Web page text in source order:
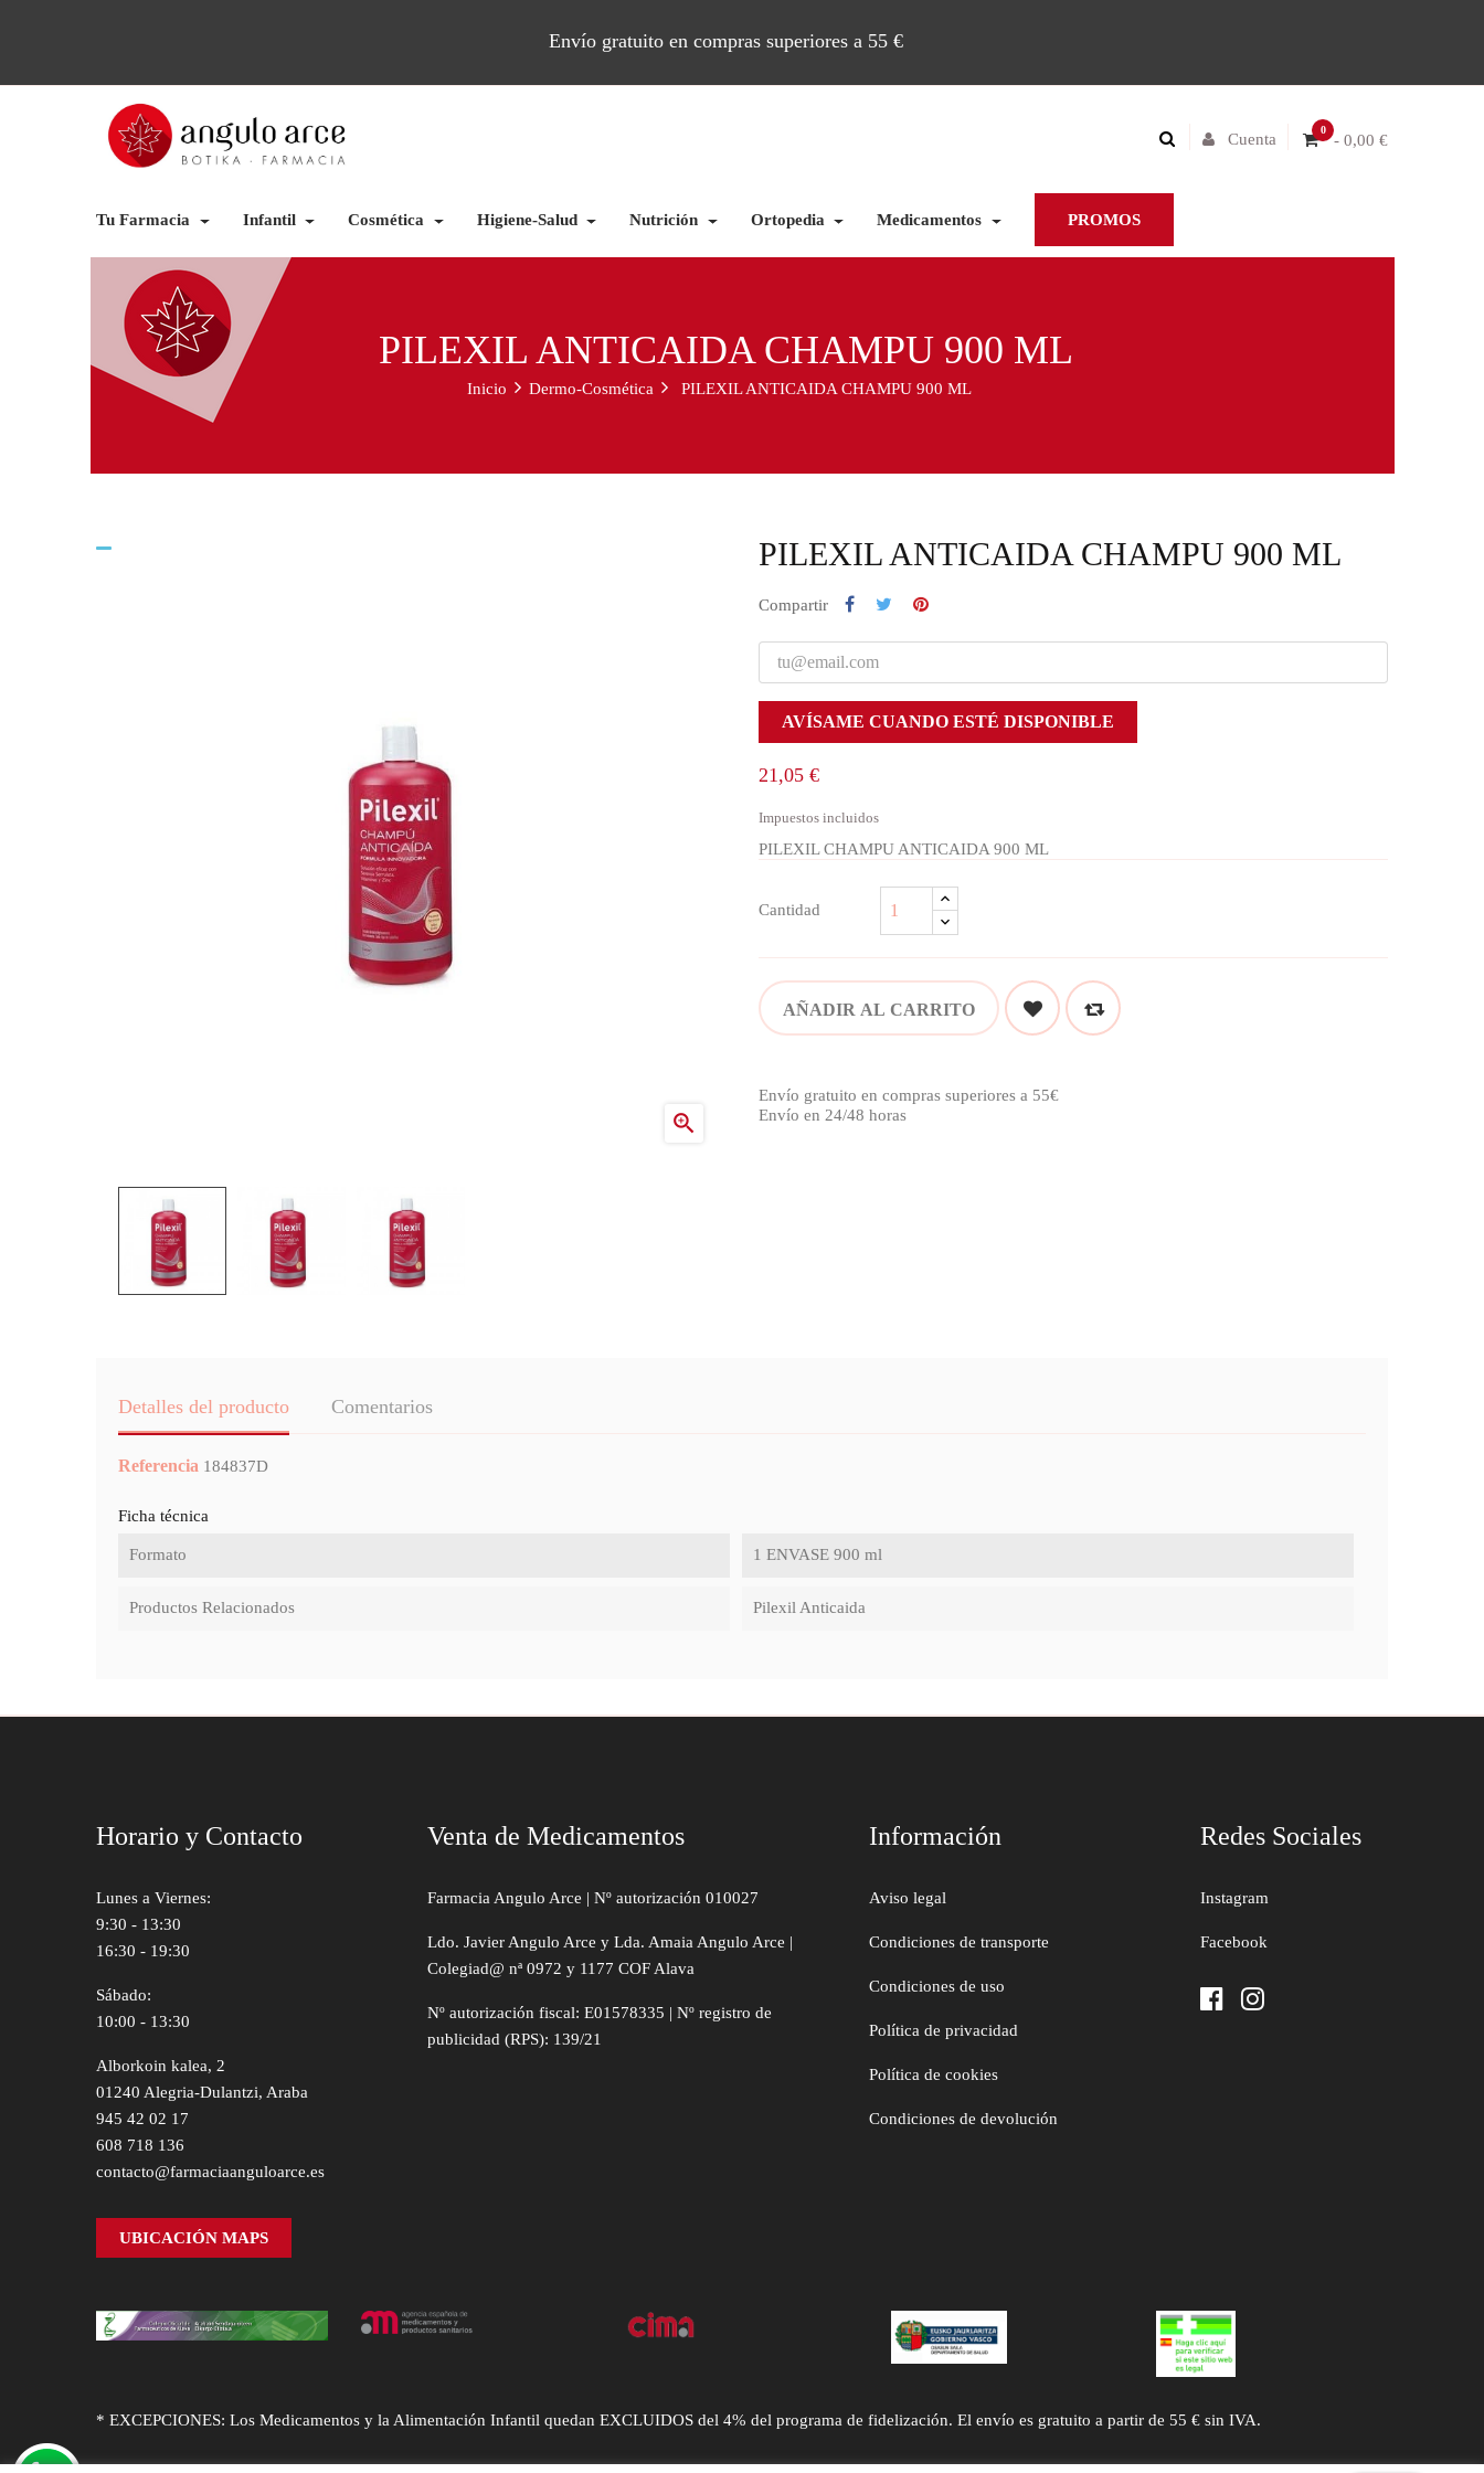
Envío gratuito en compras superiores a 55 €
0
- 0,00 €
Cuenta
Tu Farmacia Infantil Cosmética Higiene-Salud Nutrición Ortopedia Medicamentos PROMOS
PILEXIL ANTICAIDA CHAMPU 900 ML
Inicio Dermo-Cosmética PILEXIL ANTICAIDA CHAMPU 900 ML

PILEXIL ANTICAIDA CHAMPU 900 ML
Compartir
AVÍSAME CUANDO ESTÉ DISPONIBLE
21,05 €
Impuestos incluidos
PILEXIL CHAMPU ANTICAIDA 900 ML
Cantidad
AÑADIR AL CARRITO
Envío gratuito en compras superiores a 55€
Envío en 24/48 horas
Detalles del producto Comentarios
Referencia 184837D
Ficha técnica
Formato 1 ENVASE 900 ml
Productos Relacionados Pilexil Anticaida
Horario y Contacto
Lunes a Viernes:
9:30 - 13:30
16:30 - 19:30
Sábado:
10:00 - 13:30
Alborkoin kalea, 2
01240 Alegria-Dulantzi, Araba
945 42 02 17
608 718 136
contacto@farmaciaanguloarce.es
UBICACIÓN MAPS
Venta de Medicamentos
Farmacia Angulo Arce | Nº autorización 010027
Ldo. Javier Angulo Arce y Lda. Amaia Angulo Arce |
Colegiad@ nª 0972 y 1177 COF Alava
Nº autorización fiscal: E01578335 | Nº registro de
publicidad (RPS): 139/21
Información
Aviso legal
Condiciones de transporte
Condiciones de uso
Política de privacidad
Política de cookies
Condiciones de devolución
Redes Sociales
Instagram
Facebook
* EXCEPCIONES: Los Medicamentos y la Alimentación Infantil quedan EXCLUIDOS del 4% del programa de fidelización. El envío es gratuito a partir de 55 € sin IVA.